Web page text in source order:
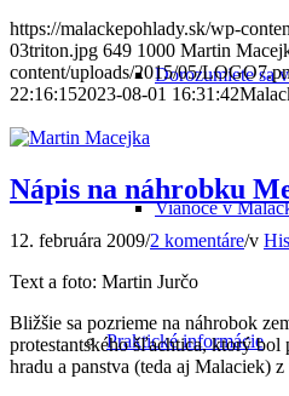
Dorozumiete sa
Vianoce v
Praktické informácie
https://malackepohlady.sk/wp-
03triton.jpg 649 1000 Martin
content/uploads/2015/05/
22:16:152023-08-01 16:31:42
Nápis na náhrobku
12. februára 2009/2 komentáre/v
Text a foto: Martin Jurčo
Bližšie sa pozrieme na náhrobok
protestantského šľachtica, ktorý
hradu a panstva (teda aj Malaciek)